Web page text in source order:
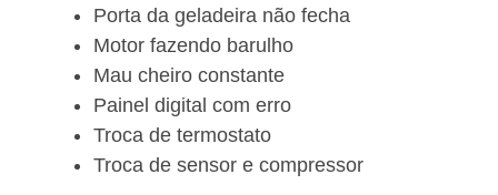
Porta da geladeira não fecha
Motor fazendo barulho
Mau cheiro constante
Painel digital com erro
Troca de termostato
Troca de sensor e compressor